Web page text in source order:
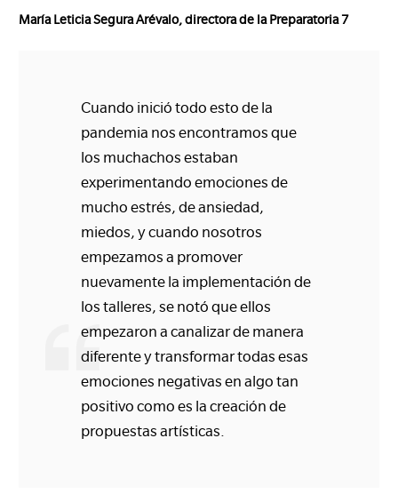
María Leticia Segura Arévalo, directora de la Preparatoria 7
Cuando inició todo esto de la
pandemia nos encontramos que
los muchachos estaban
experimentando emociones de
mucho estrés, de ansiedad,
miedos, y cuando nosotros
empezamos a promover
nuevamente la implementación de
los talleres, se notó que ellos
empezaron a canalizar de manera
diferente y transformar todas esas
emociones negativas en algo tan
positivo como es la creación de
propuestas artísticas.